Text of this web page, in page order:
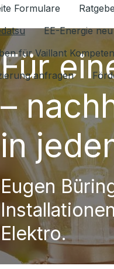
Formulare
EE-Energie neu
für Vaillant
anfragen
Für
–
in
Eugen
Elektro.